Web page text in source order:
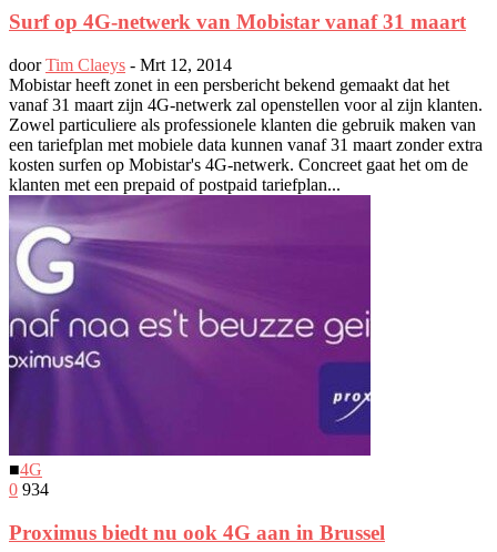
Surf op 4G-netwerk van Mobistar vanaf 31 maart
doorTim Claeys - Mrt 12, 2014
Mobistar heeft zonet in een persbericht bekend gemaakt dat het
vanaf 31 maart zijn 4G-netwerk zal openstellen voor al zijn klanten.
Zowel particuliere als professionele klanten die gebruik maken van
een tariefplan met mobiele data kunnen vanaf 31 maart zonder extra
kosten surfen op Mobistar's 4G-netwerk. Concreet gaat het om de
klanten met een prepaid of postpaid tariefplan...
■4G
0 934
Proximus biedt nu ook 4G aan in Brussel